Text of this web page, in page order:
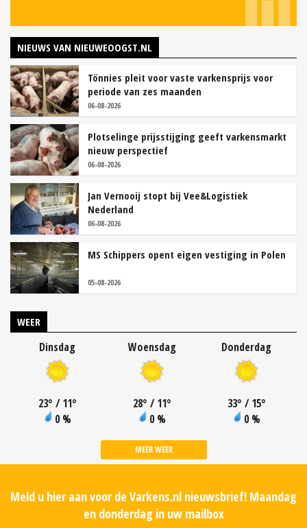
NIEUWS VAN NIEUWEOOGST.NL
Tönnies pleit voor vaste varkensprijs voor
periode van zes maanden
06-08-2026
Plotselinge prijsstijging geeft varkensmarkt
nieuw perspectief
06-08-2026
Jan Vernooij stopt bij Vee&Logistiek
Nederland
06-08-2026
MS Schippers opent eigen vestiging in Polen
05-08-2026
WEER
Dinsdag
23° / 11°
0 %
Woensdag
28° / 11°
0 %
Donderdag
33° / 15°
0 %
MEER WEER
Meld u hier aan voor de Varkens.nl nieuwsbrief! Maandag
en donderdag in uw mailbox